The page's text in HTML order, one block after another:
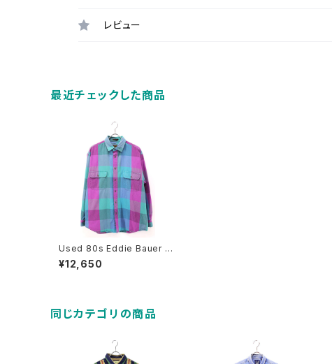
レビュー
最近チェックした商品
Used 80s Eddie Bauer T
urquoise×Purple Block C
heck Cotton Shirt Size L
¥12,650
同じカテゴリの商品